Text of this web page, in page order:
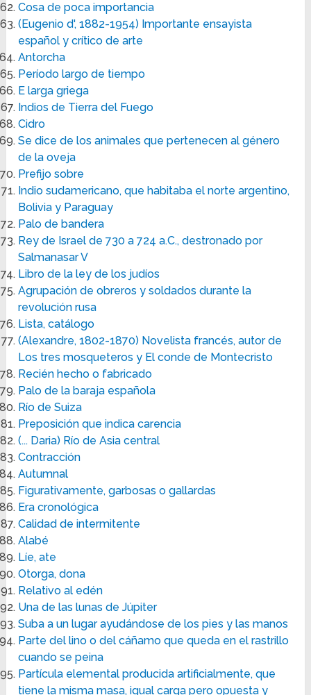
Cosa de poca importancia
(Eugenio d', 1882-1954) Importante ensayista
español y crítico de arte
Antorcha
Período largo de tiempo
E larga griega
Indios de Tierra del Fuego
Cidro
Se dice de los animales que pertenecen al género
de la oveja
Prefijo sobre
Indio sudamericano, que habitaba el norte argentino,
Bolivia y Paraguay
Palo de bandera
Rey de Israel de 730 a 724 a.C., destronado por
Salmanasar V
Libro de la ley de los judíos
Agrupación de obreros y soldados durante la
revolución rusa
Lista, catálogo
(Alexandre, 1802-1870) Novelista francés, autor de
Los tres mosqueteros y El conde de Montecristo
Recién hecho o fabricado
Palo de la baraja española
Río de Suiza
Preposición que indica carencia
(... Daria) Río de Asia central
Contracción
Autumnal
Figurativamente, garbosas o gallardas
Era cronológica
Calidad de intermitente
Alabé
Líe, ate
Otorga, dona
Relativo al edén
Una de las lunas de Júpiter
Suba a un lugar ayudándose de los pies y las manos
Parte del lino o del cáñamo que queda en el rastrillo
cuando se peina
Partícula elemental producida artificialmente, que
tiene la misma masa, igual carga pero opuesta y